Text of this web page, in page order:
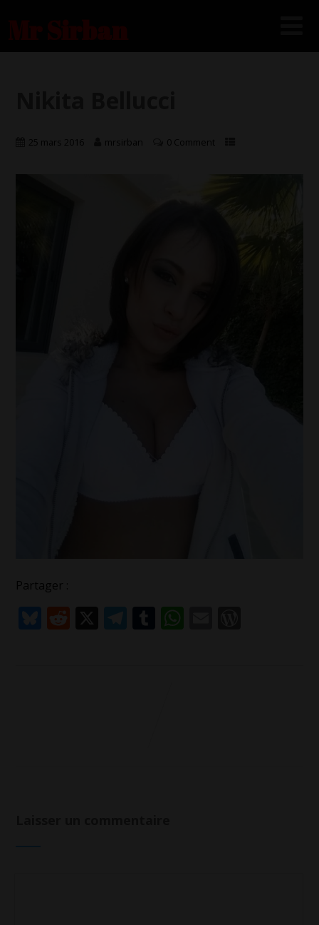
25 mars 2016 mrsirban 0 Comment
Partager :
Bluesky
RedditTelegram
Tumblr
WhatsApp